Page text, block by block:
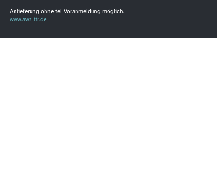
Anlieferung ohne tel. Voranmeldung möglich.
www.awz-tir.de